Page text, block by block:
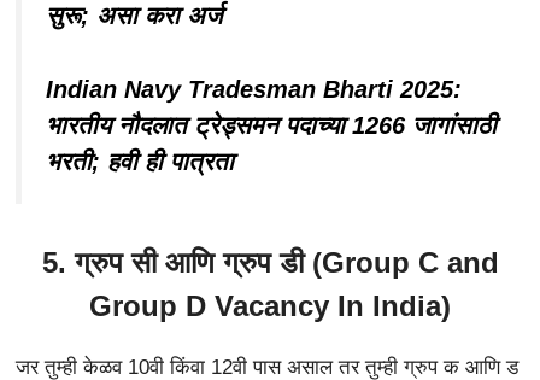
सुरू; असा करा अर्ज
Indian Navy Tradesman Bharti 2025:
भारतीय नौदलात ट्रेड्समन पदाच्या 1266 जागांसाठी
भरती; हवी ही पात्रता
5. ग्रुप सी आणि ग्रुप डी (Group C and
Group D Vacancy In India)
जर तुम्ही केळव 10वी किंवा 12वी पास असाल तर तुम्ही ग्रुप क आणि ड